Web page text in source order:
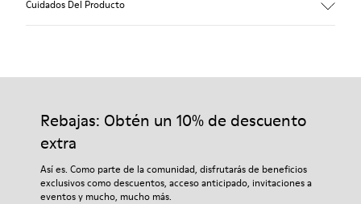
Forro: 55 % Textil (60% Nailon - 40% PU) 45 % Poliéster
Cuidados Del Producto
Nuestros zapatos se han fabricado con materiales de primera
garantizará que duren más tiempo.
Si deseas obtener información detallada sobre cómo cuidar de
tu par, visita nuestraGuía para el cuidado del calzado.
Rebajas: Obtén un 10% de descuento
extra
Así es. Como parte de la comunidad, disfrutarás de beneficios
exclusivos como descuentos, acceso anticipado, invitaciones a
eventos y mucho, mucho más.